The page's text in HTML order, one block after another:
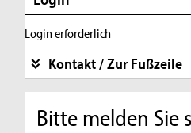
Login erforderlich
Kontakt / Zur Fußzeile
Bitte melden Sie